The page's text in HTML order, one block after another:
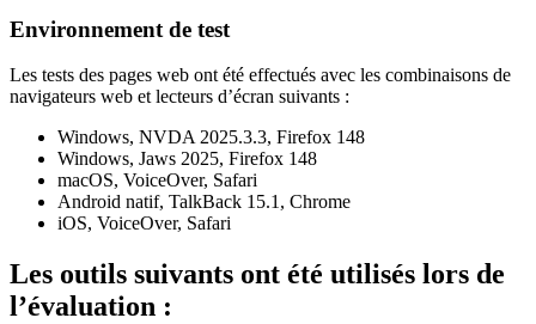
Environnement de test
Les tests des pages web ont été effectués avec les combinaisons de
navigateurs web et lecteurs d’écran suivants :
Windows, NVDA 2025.3.3, Firefox 148
Windows, Jaws 2025, Firefox 148
macOS, VoiceOver, Safari
Android natif, TalkBack 15.1, Chrome
iOS, VoiceOver, Safari
Les outils suivants ont été utilisés lors de
l’évaluation :